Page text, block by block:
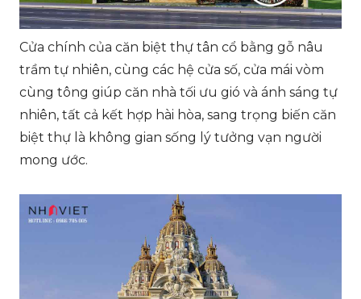
Cửa chính của căn biệt thự tân cổ bằng gỗ nâu
trầm tự nhiên, cùng các hệ cửa số, cửa mái vòm
cùng tông giúp căn nhà tối ưu gió và ánh sáng tự
nhiên, tất cả kết hợp hài hòa, sang trọng biến căn
biệt thự là không gian sống lý tưởng vạn người
mong ước.